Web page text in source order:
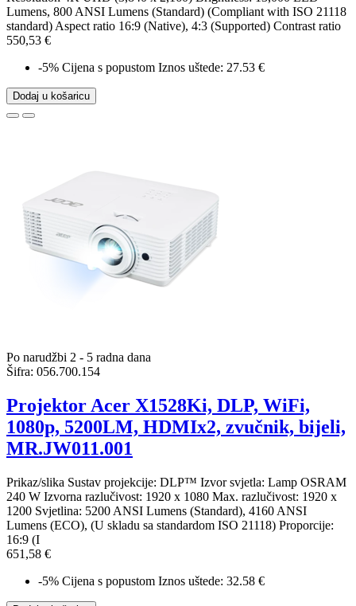
Lumens, 800 ANSI Lumens (Standard) (Compliant with ISO 21118
standard) Aspect ratio 16:9 (Native), 4:3 (Supported) Contrast ratio
550,53 €
-5% Cijena s popustom Iznos uštede: 27.53 €
Dodaj u košaricu
Po narudžbi 2 - 5 radna dana
Šifra: 056.700.154
Projektor Acer X1528Ki, DLP, WiFi,
1080p, 5200LM, HDMIx2, zvučnik, bijeli,
MR.JW011.001
Prikaz/slika Sustav projekcije: DLP™ Izvor svjetla: Lamp OSRAM
240 W Izvorna razlučivost: 1920 x 1080 Max. razlučivost: 1920 x
1200 Svjetlina: 5200 ANSI Lumens (Standard), 4160 ANSI
Lumens (ECO), (U skladu sa standardom ISO 21118) Proporcije:
16:9 (I
651,58 €
-5% Cijena s popustom Iznos uštede: 32.58 €